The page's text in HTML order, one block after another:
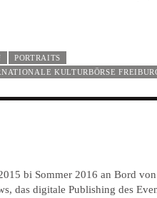
PORTRAITS
KULTURBÖRSE
bi Sommer 2016 an Bord
das digitale Publishing des